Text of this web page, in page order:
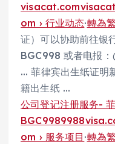
visacat.com
om › 行业动态·轉為
证）可以协助前往银
BGC998 或者电报
… 菲律宾出生纸证
籍出生纸 …
公司登记注册服务-
BGC998
om › 服务项目 ·轉為